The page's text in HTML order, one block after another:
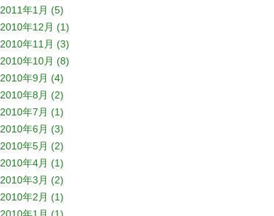
2011年1月 (5)
2010年12月 (1)
2010年11月 (3)
2010年10月 (8)
2010年9月 (4)
2010年8月 (2)
2010年7月 (1)
2010年6月 (3)
2010年5月 (2)
2010年4月 (1)
2010年3月 (2)
2010年2月 (1)